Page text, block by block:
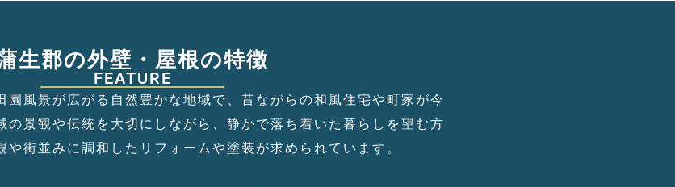
生郡の外壁・屋根の特徴
FEATURE
園風景が広がる自然豊かな地域で、昔ながらの和風住宅や町家が今
の景観や伝統を大切にしながら、静かで落ち着いた暮らしを望む方
や街並みに調和したリフォームや塗装が求められています。